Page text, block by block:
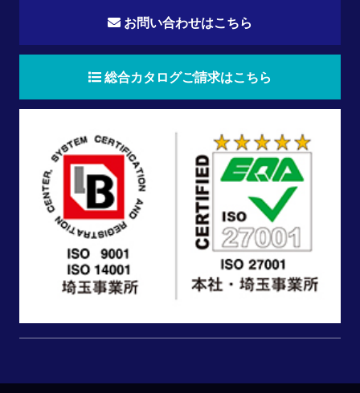
お問い合わせはこちら
総合カタログご請求はこちら